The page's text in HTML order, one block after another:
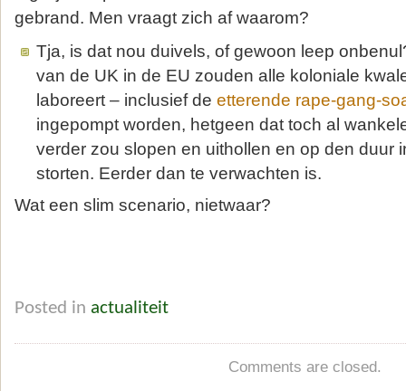
gebrand. Men vraagt zich af waarom?
Tja, is dat nou duivels, of gewoon leep
van de UK in de EU zouden alle koloniale
laboreert – inclusief de etterende rape-gang-
ingepompt worden, hetgeen dat toch al
verder zou slopen en uithollen en op den duur
storten. Eerder dan te verwachten is.
Wat een slim scenario, nietwaar?
Posted in actualiteit
Comments are closed.